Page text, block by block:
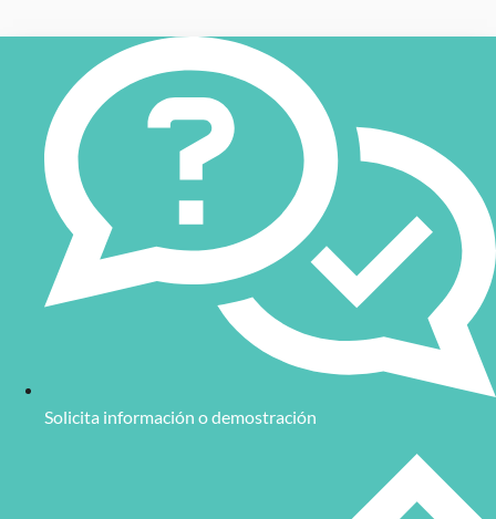
Solicita información o demostración